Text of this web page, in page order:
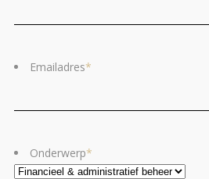
Emailadres*
Onderwerp*